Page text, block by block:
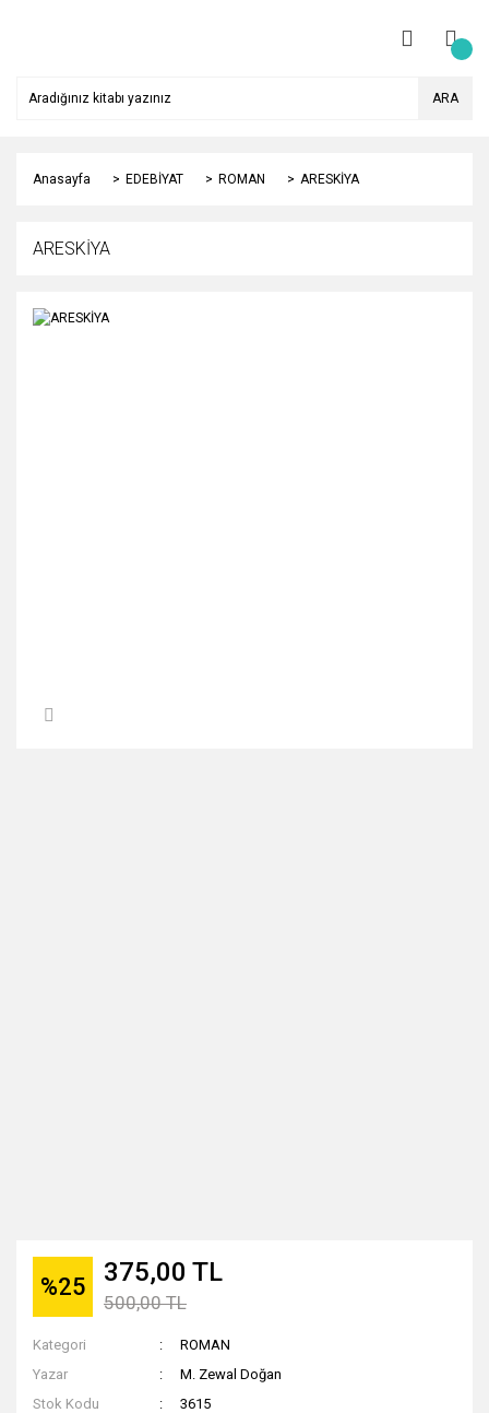
ARA
Anasayfa EDEBİYAT ROMAN ARESKİYA
ARESKİYA
%25 375,00 TL
500,00 TL
Kategori
ROMAN
Yazar
M. Zewal Doğan
Stok Kodu
3615